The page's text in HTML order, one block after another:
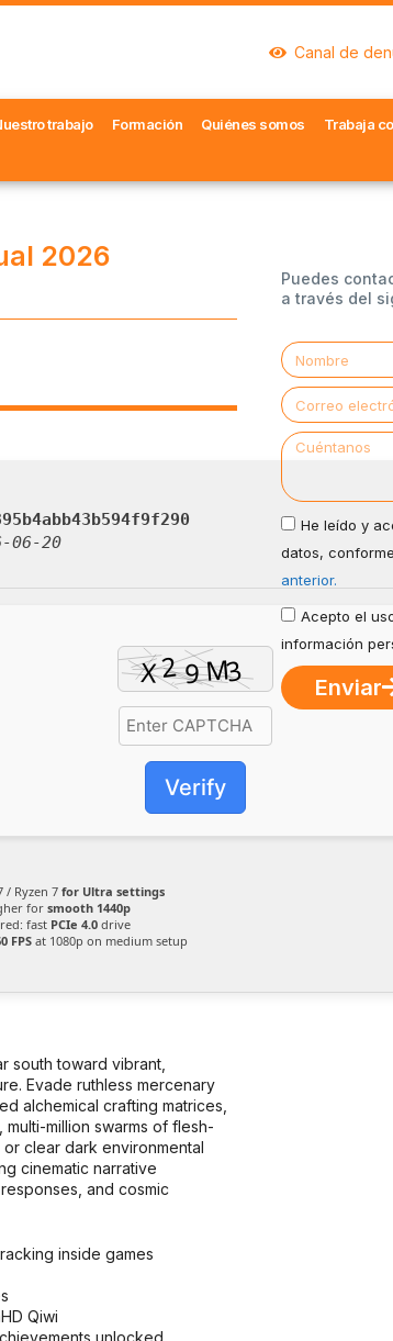
Canal de
trabajo Formación Quiénes somos Trabaja
2026
06-20
Verify
/ Ryzen 7for Ultra settings
forsmooth 1440p
fast PCIe 4.0 drive
FPS at 1080p on medium setup
south toward vibrant,
Evade ruthless mercenary
alchemical crafting matrices,
million swarms of flesh-
clear dark environmental
cinematic narrative
and cosmic
inside games
Qiwi
unlocked
Puedes
a través del
He leído y
datos,
anterior.
Acepto el
información
Enviar